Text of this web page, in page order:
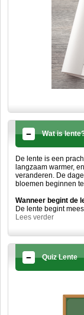
Wat is
De lente is een
langzaam warmer,
veranderen. De
bloemen beginnen
Wanneer begint de
De lente begint
Lees verder
Quiz Lente